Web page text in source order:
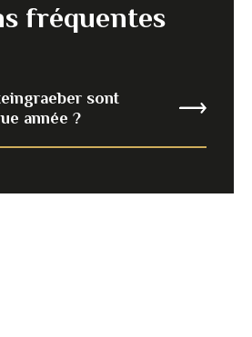
fréquentes
sont
année ?
en moyenne. C’est le